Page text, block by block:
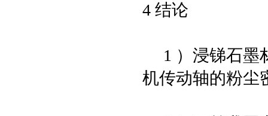
4 结论
1 ）浸锑石墨
机传动轴的粉尘